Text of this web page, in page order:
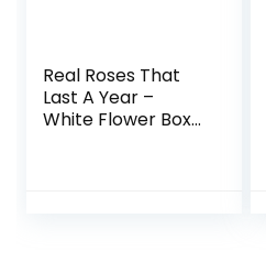
Real Roses That
Last A Year –
White Flower Box